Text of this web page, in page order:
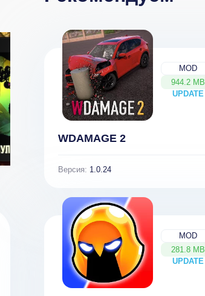
MOD
944.2 MB
UPDATE
NEW
WDAMAGE 2
Версия: 1.0.24
MOD
281.8 MB
UPDATE
NEW